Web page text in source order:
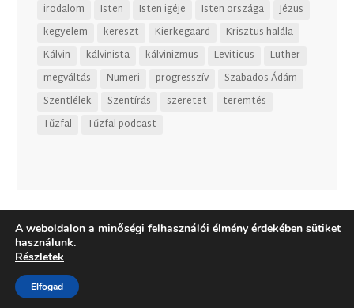
irodalom
Isten Isten igéje Isten országa
Jézus
kegyelem
kereszt Kierkegaard
Krisztus halála
Kálvin
kálvinista kálvinizmus Leviticus
Luther
megváltás
Numeri progresszív
Szabados Ádám
Szentlélek
Szentírás szeretet
teremtés
Tűzfal
Tűzfal podcast
Dizájn:
A weboldalon a minőségi felhasználói élmény érdekében sütiket
használunk.
Részletek
Elfogad